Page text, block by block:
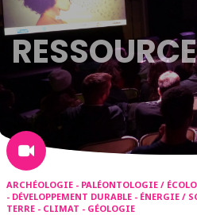
ARCHÉOLOGIE - PALÉONTOLOGIE /
- DÉVELOPPEMENT DURABLE - ÉNERGIE /
TERRE - CLIMAT - GÉOLOGIE